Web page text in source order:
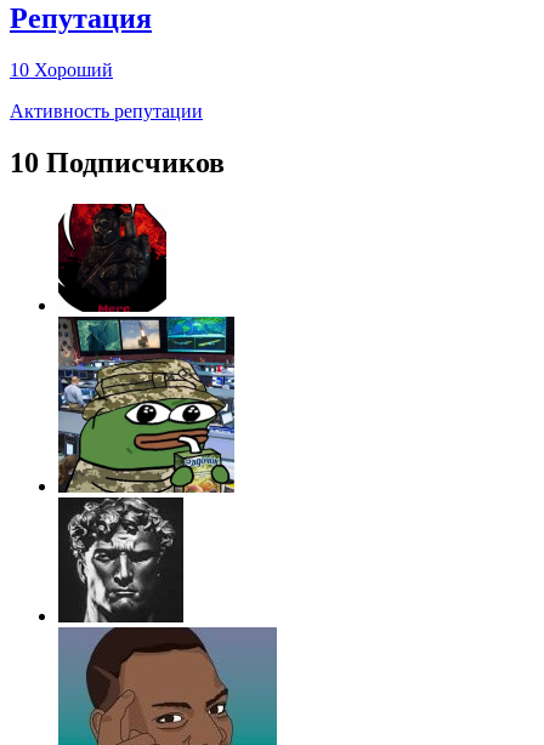
Репутация
10 Хороший
Активность репутации
10 Подписчиков